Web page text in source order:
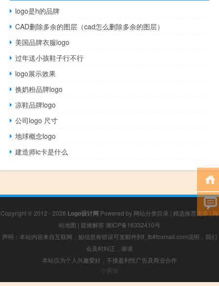
logo是h的品牌
CAD删除多余的图层（cad怎么删除多余的图层）
美国品牌衣服logo
过年送小孩鞋子行不行
logo展示效果
换奶粉品牌logo
凉鞋品牌logo
公司logo 尺寸
地球概念logo
建造师ic卡是什么
Copyright © 2012 - 2026 Logo设计网 Powered by 网站分类目录 | 精选推荐文章 | 网
站地图 | 疑难解答 湘ICP备16332410号
声明：本站内容来自互联网，如信息有错误可发邮件到f_fb#foxmail.com说明，我们
会及时纠正，谢谢
本站仅为个人兴趣爱好，不接盈利性广告及商业合作
小男孩